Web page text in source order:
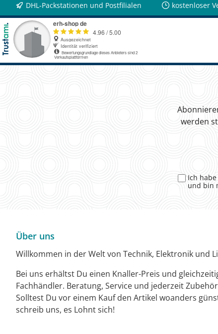
DHL-Packstationen und Postfilialen kostenloser
werden
Ich
und bin
Über uns
Willkommen in der Welt von Technik, Elektronik und
Bei uns erhältst Du einen Knaller-Preis und
Fachhändler. Beratung, Service und jederzeit
Solltest Du vor einem Kauf den Artikel woanders
schreib uns, es Lohnt sich!